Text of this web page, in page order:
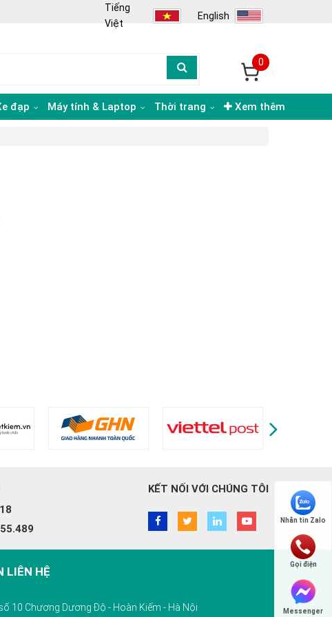
Tiếng
Việt
English
0
đạp Máy tính & Laptop Thời trang Xem thêm
KẾT NỐI VỚI CHÚNG TÔI
LIÊN HỆ
10 Chương Dương Độ - Hoàn Kiếm - Hà Nội
Nhắn tin Zalo
Gọi điện
Messenger